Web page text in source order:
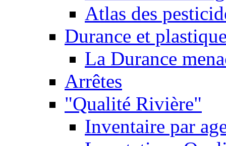
Atlas des
Durance et
La Durance
Arrêtes
"Qualité Rivière"
Inventaire par